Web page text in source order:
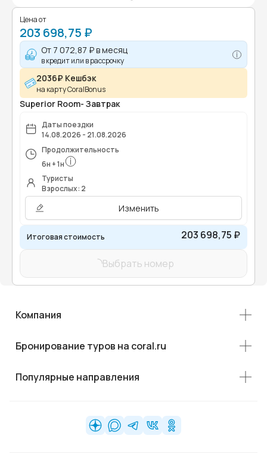
Цена от
203 698,75 ₽
От 7 072,87 ₽в месяц
в кредит или в рассрочку
2036₽ Кешбэк
на карту CoralBonus
Superior Room- Завтрак
Даты поездки
14.08.2026 - 21.08.2026
Продолжительность
6н +1н
Туристы
Взрослых: 2
Изменить
Итоговая стоимость 203 698,75 ₽
Выбрать номер
Компания
Бронирование туров на coral.ru
Популярные направления